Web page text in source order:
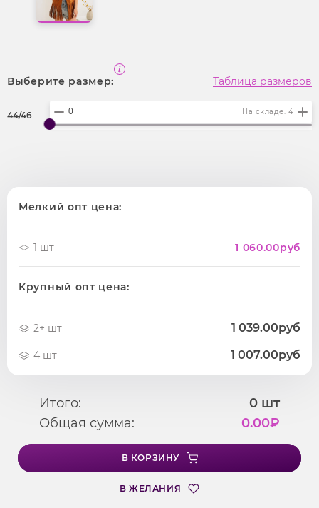
Выберите размер: Таблица размеров
44/46 На складе: 4
Мелкий опт цена:
1 шт 1 060.00руб
Крупный опт цена:
2+ шт 1 039.00руб
4 шт 1 007.00руб
Итого: 0 шт
Общая сумма:
0.00₽
В КОРЗИНУ
В ЖЕЛАНИЯ